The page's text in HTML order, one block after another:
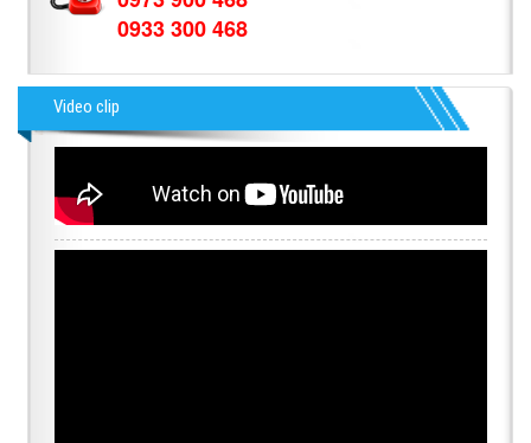
0933 300 468
Video clip